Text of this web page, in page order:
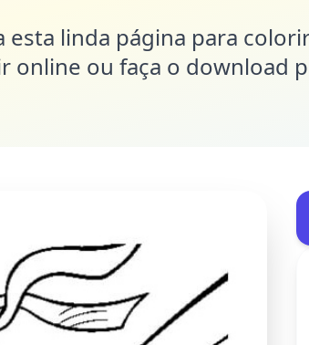
linda página para
online ou faça o download